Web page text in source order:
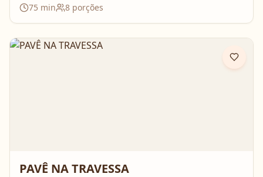
75 min 8 porções
PAVÊ NA TRAVESSA